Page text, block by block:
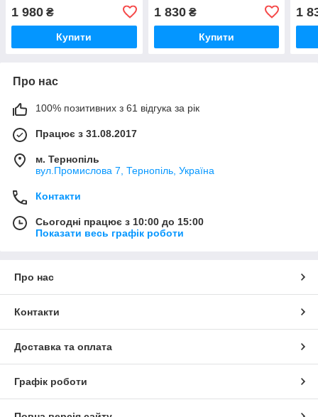
1 980 ₴
Купити
1 830₴
Купити
1
Про нас
100% позитивних з 61 відгука за рік
Працює з 31.08.2017
м. Тернопіль
вул.Промислова 7, Тернопіль, Україна
Контакти
Сьогодні працює з 10:00 до 15:00
Показати весь графік роботи
Про нас
Контакти
Доставка та оплата
Графік роботи